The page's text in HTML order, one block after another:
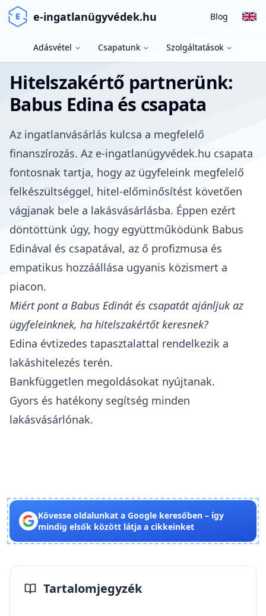
e-ingatlanügyvédek.hu Blog
Adásvétel Csapatunk Szolgáltatások
Hitelszakértő partnerünk:
Babus Edina és csapata
Az ingatlanvásárlás kulcsa a megfelelő
finanszírozás. Az e-ingatlanügyvédek.hu csapata
fontosnak tartja, hogy az ügyfeleink megfelelő
felkészültséggel, hitel-előminősítést követően
vágjanak bele a lakásvásárlásba. Éppen ezért
döntöttünk úgy, hogy együttműködünk Babus
Edinával és csapatával, az ő profizmusa és
empatikus hozzáállása ugyanis közismert a
piacon.
Miért pont a Babus Edinát és csapatát ajánljuk az
ügyfeleinknek, ha hitelszakértőt keresnek?
Edina évtizedes tapasztalattal rendelkezik a
lakáshitelezés terén.
Bankfüggetlen megoldásokat nyújtanak.
Gyors és hatékony segítség minden
lakásvásárlónak.
Kövesse oldalunkat a Google keresőben – így
mindig elsők között látja a cikkeinket
Tartalomjegyzék